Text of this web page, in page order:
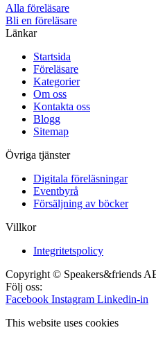
Alla föreläsare
Bli en föreläsare​
Länkar
Startsida
Föreläsare
Kategorier
Om oss
Kontakta oss
Blogg
Sitemap
Övriga tjänster
Digitala föreläsningar
Eventbyrå
Försäljning av böcker
Villkor
Integritetspolicy
Copyright © Speakers&friends
Följ oss:
Facebook Instagram Linkedin-in
This website uses cookies